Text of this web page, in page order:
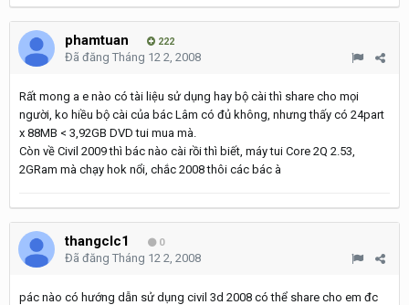
phamtuan 222
Đã đăng Tháng 12 2, 2008
Rất mong a e nào có tài liệu sử dụng hay bộ cài thì share cho mọi
người, ko hiều bộ cài của bác Lâm có đủ không, nhưng thấy có 24part
x 88MB < 3,92GB DVD tui mua mà.
Còn về Civil 2009 thì bác nào cài rồi thì biết, máy tui Core 2Q 2.53,
2GRam mà chạy hok nổi, chắc 2008 thôi các bác à
thangclc1 0
Đã đăng Tháng 12 2, 2008
pác nào có hướng dẫn sử dụng civil 3d 2008 có thể share cho em đc